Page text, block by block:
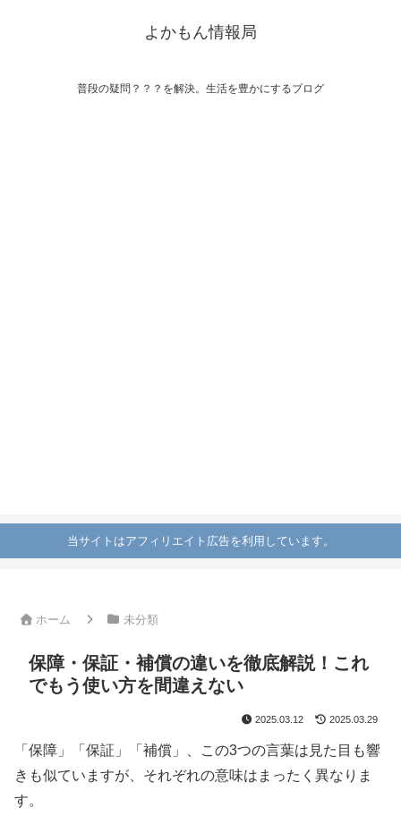
よかもん情報局
普段の疑問？？？を解決。生活を豊かにするブログ
当サイトはアフィリエイト広告を利用しています。
ホーム 未分類
保障・保証・補償の違いを徹底解説！これ
でもう使い方を間違えない
2025.03.12 2025.03.29
「保障」「保証」「補償」、この3つの言葉は見た目も響
きも似ていますが、それぞれの意味はまったく異なりま
す。